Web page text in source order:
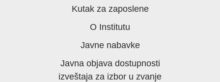
Kutak za zaposlene
O Institutu
Javne nabavke
Javna objava dostupnosti
izveštaja za izbor u zvanje